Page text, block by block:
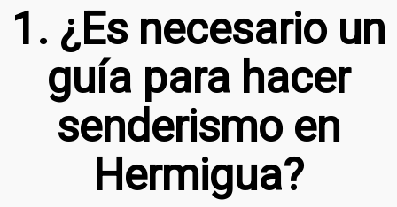
1. ¿Es necesario un
guía para hacer
senderismo en
Hermigua?